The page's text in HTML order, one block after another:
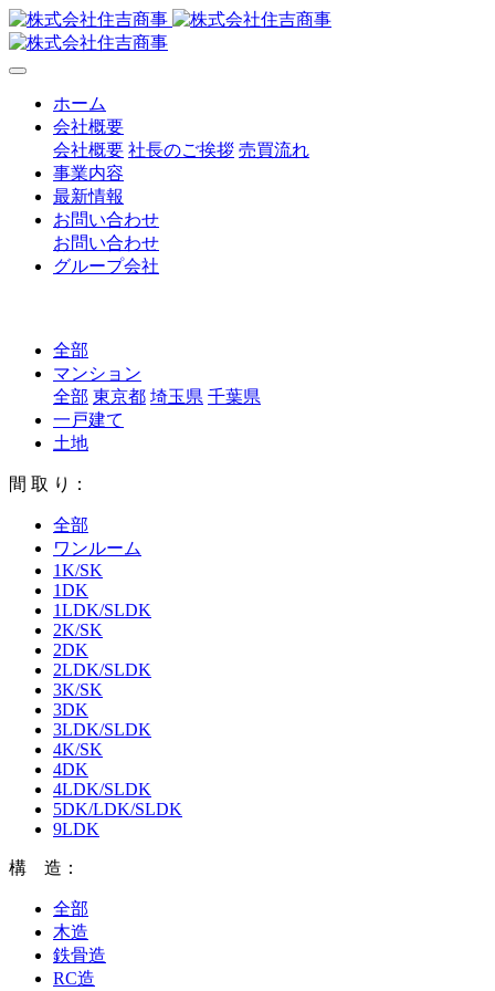
ホーム
会社概要
会社概要 社長のご挨拶 売買流れ
事業内容
最新情報
お問い合わせ
お問い合わせ
グループ会社
全部
マンション
全部 東京都 埼玉県 千葉県
一戸建て
土地
間 取 り：
全部
ワンルーム
1K/SK
1DK
1LDK/SLDK
2K/SK
2DK
2LDK/SLDK
3K/SK
3DK
3LDK/SLDK
4K/SK
4DK
4LDK/SLDK
5DK/LDK/SLDK
9LDK
構 造：
全部
木造
鉄骨造
RC造